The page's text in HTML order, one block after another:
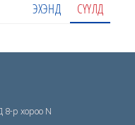
ЭХЭНД СҮҮЛД
р хороо N